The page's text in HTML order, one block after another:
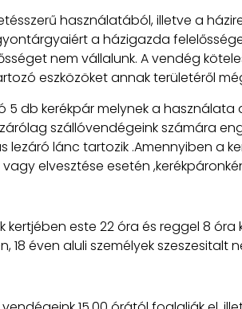
használatából, illetve a
a házigazda
nem vállalunk. A vendég
eszközöket annak területéről
db kerékpár melynek a használata
szállóvendégeink számára
lezáró lánc tartozik .Amennyiben a
elvesztése esetén
kertjében este 22 óra és reggel 8
18 éven aluli személyek